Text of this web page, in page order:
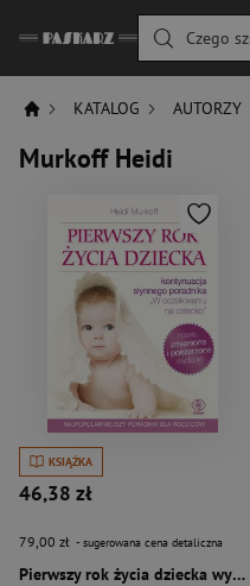
Czego
KATALOG AUTORZY
Murkoff Heidi
KSIĄŻKA
46,38 zł
79,00 zł - sugerowana cena detaliczna
Pierwszy rok życia dziecka wyd. 5